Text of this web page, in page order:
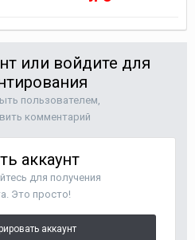
или войдите для
пользователем,
комментарий
аккаунт
для получения
Это просто!
аккаунт